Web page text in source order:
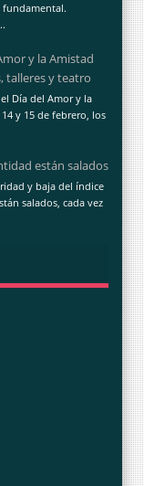
fundamental.
y la Amistad
talleres y teatro
Día del Amor y la
y 15 de febrero, los
están salados
y baja del índice
salados, cada vez